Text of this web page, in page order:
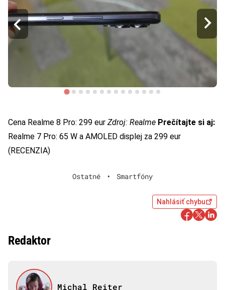
Cena Realme 8 Pro: 299 eur Zdroj: Realme Prečítajte si aj:
Realme 7 Pro: 65 W a AMOLED displej za 299 eur
(RECENZIA)
Ostatné • Smartfóny
Nahlásiť chybu
Redaktor
Michal Reiter